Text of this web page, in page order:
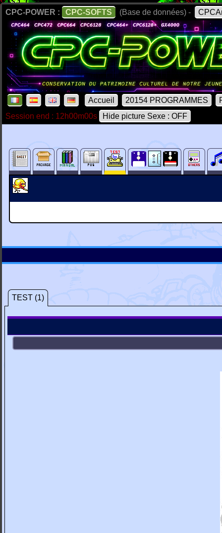
CPC-POWER : CPC-SOFTS (Base de données) -
Accueil 20154 PROGRAMMES
Session end : 12h00m00s
Hide picture Sexe : OFF
TEST (1)